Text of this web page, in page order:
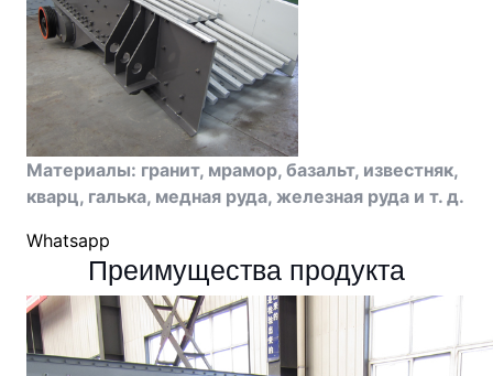
Материалы: гранит, мрамор, базальт, известняк,
кварц, галька, медная руда, железная руда и т. д.
Whatsapp
Преимущества продукта